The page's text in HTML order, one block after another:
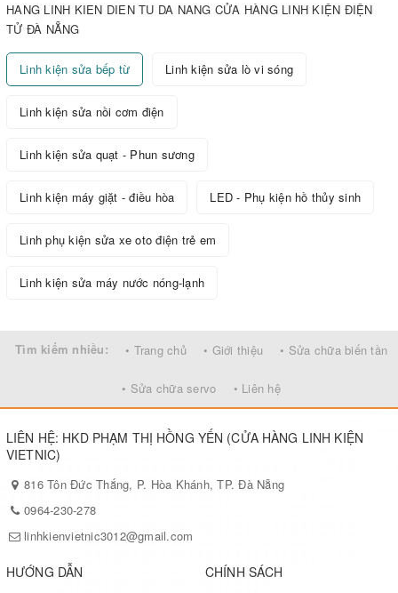
HANG LINH KIEN DIEN TU DA NANG CỬA HÀNG LINH KIỆN ĐIỆN
TỬ ĐÀ NẴNG
Linh kiện sửa bếp từ Linh kiện sửa lò vi sóng
Linh kiện sửa nồi cơm điện
Linh kiện sửa quạt - Phun sương
Linh kiện máy giặt - điều hòa LED - Phụ kiện hồ thủy sinh
Linh phụ kiện sửa xe oto điện trẻ em
Linh kiện sửa máy nước nóng-lạnh
Tìm kiếm nhiều: • Trang chủ • Giới thiệu • Sửa chữa biến tần
• Sửa chữa servo • Liên hệ
LIÊN HỆ: HKD PHẠM THỊ HỒNG YẾN (CỬA HÀNG LINH KIỆN
VIETNIC)
816 Tôn Đức Thắng, P. Hòa Khánh, TP. Đà Nẵng
0964-230-278
linhkienvietnic3012@gmail.com
HƯỚNG DẪN CHÍNH SÁCH